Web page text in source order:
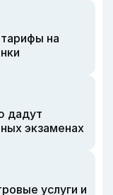
на
дадут
экзаменах
услуги и